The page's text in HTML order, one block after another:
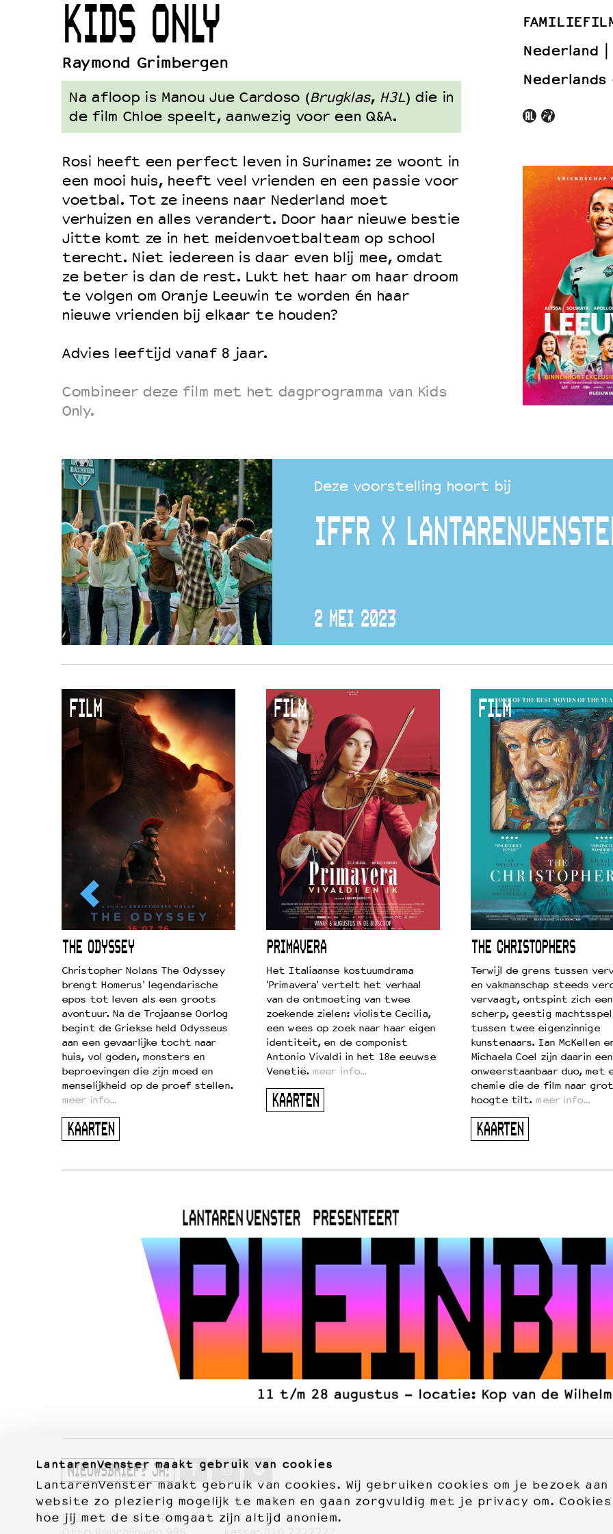
LantarenVenster maakt gebruik van cookies
LantarenVenster maakt gebruik van cookies. Wij gebruiken cookies om je bezoek aan
website zo plezierig mogelijk te maken en gaan zorgvuldig met je privacy om.
hoe jij met de site omgaat zijn altijd anoniem.
Duurzaamheid
Culturele boycot Israël
Ruimte voor artistieke vrijheid – VNPF
KIDS ONLY
Raymond Grimbergen
Na afloop is Manou Jue Cardoso (Brugklas, H3L) die in
de film Chloe speelt, aanwezig voor een Q&A.
Rosi heeft een perfect leven in Suriname: ze woont in
een mooi huis, heeft veel vrienden en een passie voor
voetbal. Tot ze ineens naar Nederland moet
verhuizen en alles verandert. Door haar nieuwe bestie
Jitte komt ze in het meidenvoetbalteam op school
terecht. Niet iedereen is daar even blij mee, omdat
ze beter is dan de rest. Lukt het haar om haar droom
te volgen om Oranje Leeuwin te worden én haar
nieuwe vrienden bij elkaar te houden?
Advies leeftijd vanaf 8 jaar.
Combineer deze film met het dagprogramma van Kids
Only.
Nederland
Nederlands
Deze voorstelling hoort bij
IFFR X
2 MEI 2023
FILM
THE ODYSSEY
Christopher Nolans The Odyssey
brengt Homerus' legendarische
epos tot leven als een groots
avontuur. Na de Trojaanse Oorlog
begint de Griekse held Odysseus
aan een gevaarlijke tocht naar
huis, vol goden, monsters en
beproevingen die zijn moed en
menselijkheid op de proef stellen.
meer info…
KAARTEN
FILM
PRIMAVERA
Het Italiaanse kostuumdrama
'Primavera' vertelt het verhaal
van de ontmoeting van twee
zoekende zielen: violiste Cecilia,
een wees op zoek naar haar eigen
identiteit, en de componist
Antonio Vivaldi in het 18e eeuwse
Venetië. meer info…
KAARTEN
FILM
THE CHRISTOPHERS
Terwijl de grens tussen
en vakmanschap steeds
vervaagt, ontspint zich een
scherp, geestig machtsspel
tussen twee eigenzinnige
kunstenaars. Ian McKellen
Michaela Coel zijn daarin een
onweerstaanbaar duo, met
chemie die de film naar
hoogte tilt. meer info…
KAARTEN
NIEUWSBRIEF? JA!
PRIVACYVERKLARING